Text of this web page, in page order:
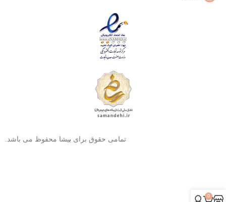
تمامی حقوق برای بیشا محفوظ می باشد.
0